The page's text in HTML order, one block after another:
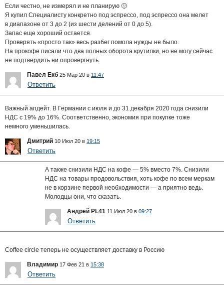
Если честно, не измерял и не планирую 🙂
Я купил Специалисту конкретно под эспрессо, под эспрессо она мелет
в диапазоне от 3 до 2 (из шести делений от 0 до 5).
Запас еще хороший остается.
Проверять «просто так» весь разбег помола нужды не было.
На прокофе писали что два полных оборота крутилки, но не могу сейчас
не подтвердить ни опровергнуть.
Павел Екб 25 Мар 20 в 11:47
Ответить
Важный апдейт. В Германии с июля и до 31 декабря 2020 года снизили
НДС с 19% до 16%. Соответственно, экономия при покупке тоже
немного уменьшилась.
Дмитрий 10 Июл 20 в 19:15
Ответить
А также снизили НДС на кофе — 5% вместо 7%. Снизили
НДС на товары продовольствия, хоть кофе по всем меркам
не в корзине первой необходимости — а приятно ведь.
Молодцы они, что сказать.
Андрей PL41 11 Июл 20 в 09:27
Ответить
Coffee circle теперь не осуществляет доставку в Россию
Владимир 17 Фев 21 в 15:38
Ответить